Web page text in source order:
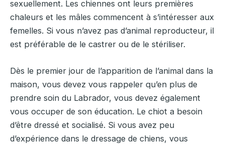
sexuellement. Les chiennes ont leurs premières
chaleurs et les mâles commencent à s’intéresser aux
femelles. Si vous n’avez pas d’animal reproducteur, il
est préférable de le castrer ou de le stériliser.
Dès le premier jour de l’apparition de l’animal dans la
maison, vous devez vous rappeler qu’en plus de
prendre soin du Labrador, vous devez également
vous occuper de son éducation. Le chiot a besoin
d’être dressé et socialisé. Si vous avez peu
d’expérience dans le dressage de chiens, vous